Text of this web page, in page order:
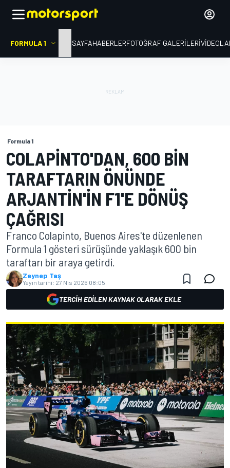
FORMULA 1 ANA SAYFAHABERLERFOTOĞRAF GALERILERI
Formula 1
COLAPINTO'DAN, 600 BIN
TARAFTARIN ÖNÜNDE
ARJANTIN'IN F1'E DÖNÜŞ
ÇAĞRISI
Franco Colapinto, Buenos Aires'te düzenlenen
Formula 1 gösteri sürüşünde yaklaşık 600 bin
taraftarı bir araya getirdi.
Zeynep Taş
Yayın tarihi: 27 Nis 2026 08:05
TERCIH EDILEN KAYNAK OLARAK EKLE